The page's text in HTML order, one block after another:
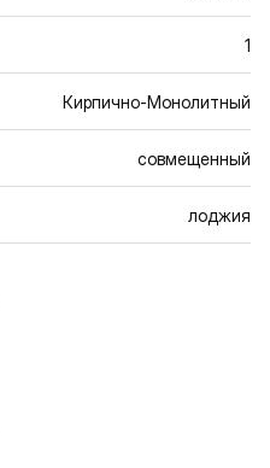
1
Кирпично-Монолитный
совмещенный
лоджия